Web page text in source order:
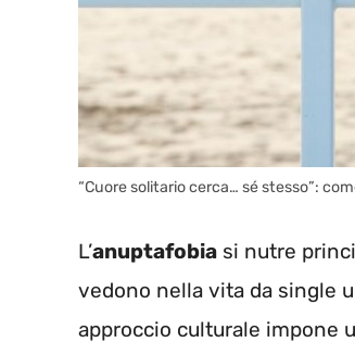
“Cuore solitario cerca… sé stesso”:
L’anuptafobia si nutre
vedono nella vita da single
approccio culturale impone